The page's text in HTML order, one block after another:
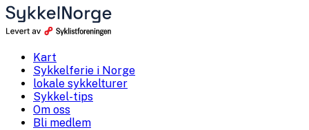
Kart
Sykkelferie i Norge
lokale sykkelturer
Sykkel-tips
Om oss
Bli medlem